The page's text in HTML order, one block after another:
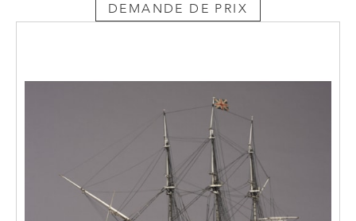
DEMANDE DE PRIX